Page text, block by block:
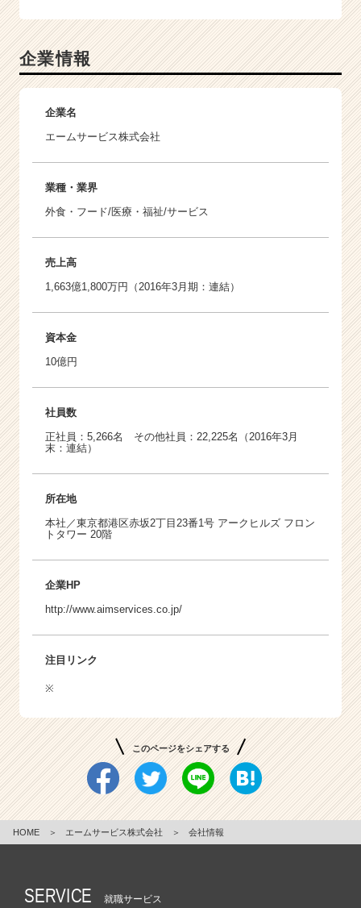
企業情報
企業名
エームサービス株式会社
業種・業界
外食・フード/医療・福祉/サービス
売上高
1,663億1,800万円（2016年3月期：連結）
資本金
10億円
社員数
正社員：5,266名 その他社員：22,225名（2016年3月
末：連結）
所在地
本社／東京都港区赤坂2丁目23番1号 アークヒルズ フロン
トタワー 20階
企業HP
http://www.aimservices.co.jp/
注目リンク
※
このページをシェアする
HOME ＞ エームサービス株式会社 ＞ 会社情報
SERVICE 就職サービス